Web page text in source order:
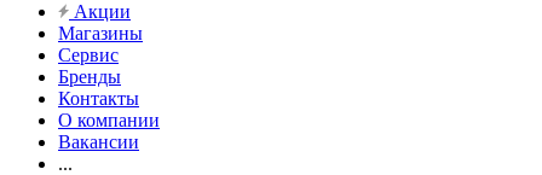
Акции
Магазины
Сервис
Бренды
Контакты
О компании
Вакансии
...